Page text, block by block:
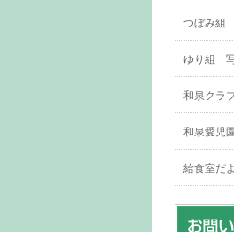
つぼみ組
ゆり組
和泉クラ
和泉愛児
給食室だ